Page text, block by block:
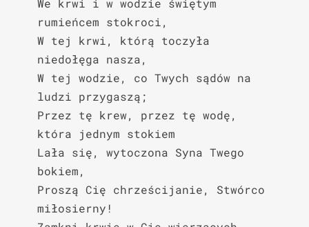
We krwi i w wodzie świętym
rumieńcem stokroci,
W tej krwi, którą toczyła
niedołęga nasza,
W tej wodzie, co Twych sądów na
ludzi przygaszą;
Przez tę krew, przez tę wodę,
która jednym stokiem
Lała się, wytoczona Syna Twego
bokiem,
Proszą Cię chrześcijanie, Stwórco
miłosierny!